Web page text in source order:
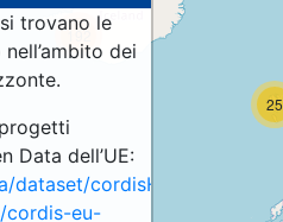
trovano le
dei
Data dell’UE:
dataset/cordisH2020projects
cordis-eu-
25
192